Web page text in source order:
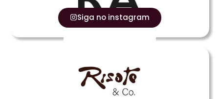
Siga no instagram